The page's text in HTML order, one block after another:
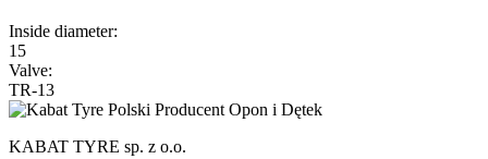
Inside diameter:
15
Valve:
TR-13
KABAT TYRE sp. z o.o.